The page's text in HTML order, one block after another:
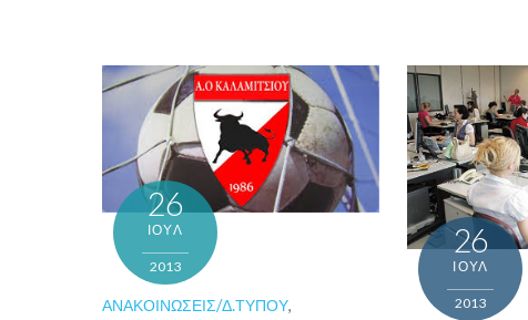
26
ΙΟΎΛ
2013
ΑΝΑΚΟΙΝΏΣΕΙΣ/Δ.ΤΎΠΟΥ,
26
ΙΟΎΛ
2013